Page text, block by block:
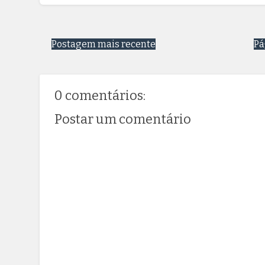
Postagem mais recente
0 comentários:
Postar um comentário